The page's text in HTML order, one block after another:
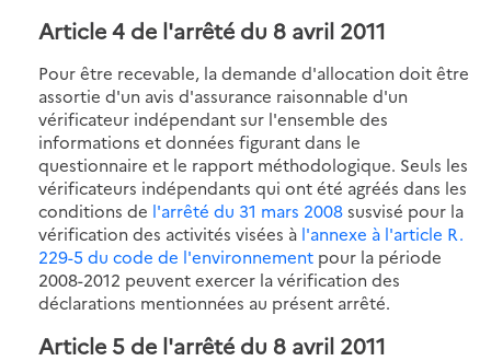
Article 4 de l'arrêté du 8 avril 2011
Pour être recevable, la demande d'allocation doit être
assortie d'un avis d'assurance raisonnable d'un
vérificateur indépendant sur l'ensemble des
informations et données figurant dans le
questionnaire et le rapport méthodologique. Seuls les
vérificateurs indépendants qui ont été agréés dans les
conditions de l'arrêté du 31 mars 2008susvisé pour la
vérification des activités visées à l'annexe à l'article R.
229-5 du code de l'environnement pour la période
2008-2012 peuvent exercer la vérification des
déclarations mentionnées au présent arrêté.
Article 5 de l'arrêté du 8 avril 2011